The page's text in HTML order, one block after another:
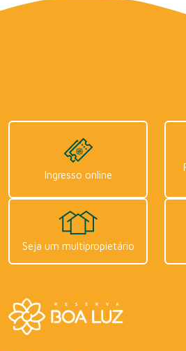
Ingresso online
Seja um multipropietário